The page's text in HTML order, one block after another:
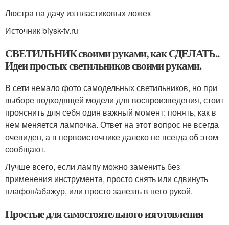
Люстра на дачу из пластиковых ложек
Источник biysk-tv.ru
СВЕТИЛЬНИК своими руками, как СДЕЛАТЬ..
Идеи простых светильников своими руками.
В сети немало фото самодельных светильников, но при
выборе подходящей модели для воспроизведения, стоит
прояснить для себя один важный момент: понять, как в
нем меняется лампочка. Ответ на этот вопрос не всегда
очевиден, а в первоисточнике далеко не всегда об этом
сообщают.
Лучше всего, если лампу можно заменить без
применения инструмента, просто снять или сдвинуть
плафон/абажур, или просто залезть в него рукой.
Простые для самостоятельного изготовления